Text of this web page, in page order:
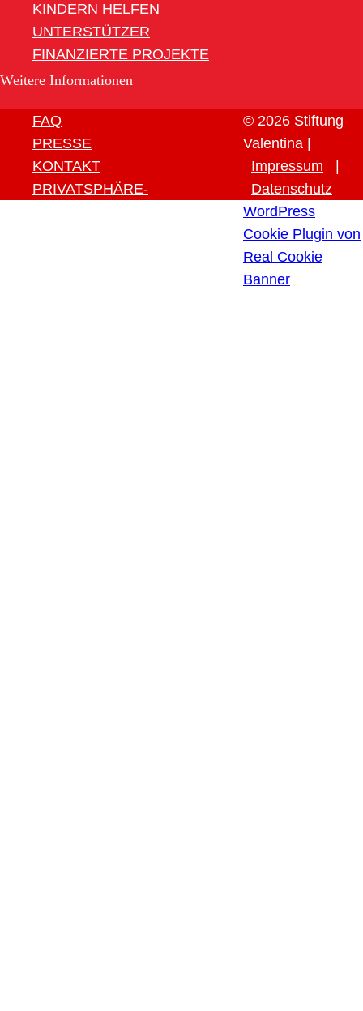
KINDERN HELFEN
UNTERSTÜTZER
FINANZIERTE PROJEKTE
Weitere Informationen
FAQ
PRESSE
KONTAKT
PRIVATSPHÄRE-
© 2026 Stiftung
Valentina |
Impressum
Datenschutz
WordPress
Cookie Plugin von
Real Cookie
Banner